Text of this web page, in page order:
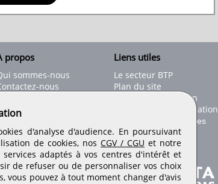
propos
sommes-nous
nous
légales
générales
nos équipes
Liens utiles
Le secteur BTP
Plan du site
Conseils d'utilisation
Conditions de publication
Paramètres des cookies
réseaux sociaux
d'analyse d'audience. En poursuivant
de cookies, nos CGV / CGU et notre
adaptés à vos centres d'intérêt et
de refuser ou de personnaliser vos choix
pouvez à tout moment changer d'avis